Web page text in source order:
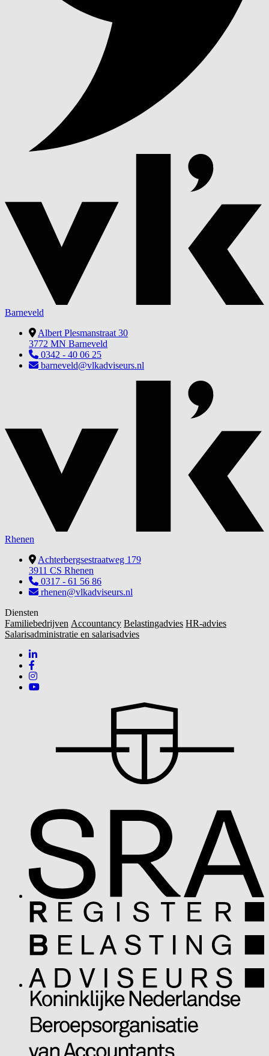
Barneveld
Albert Plesmanstraat 30
3772 MN Barneveld
0342 - 40 06 25
barneveld@vlkadviseurs.nl
Rhenen
Achterbergsestraatweg 179
3911 CS Rhenen
0317 - 61 56 86
rhenen@vlkadviseurs.nl
Diensten
Familiebedrijven Accountancy Belastingadvies HR-advies
Salarisadministratie en salarisadvies